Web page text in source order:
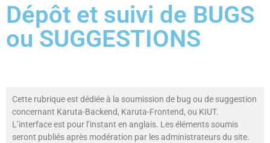
Dépôt et suivi de BUGS
ou SUGGESTIONS
Cette rubrique est dédiée à la soumission de bug ou de suggestion
concernant Karuta-Backend, Karuta-Frontend, ou KIUT.
L’interface est pour l’instant en anglais. Les éléments soumis
seront publiés après modération par les administrateurs du site.